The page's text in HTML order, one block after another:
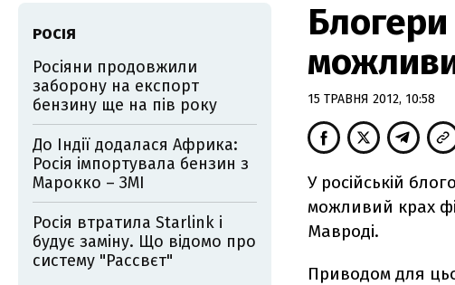
15 ТРАВНЯ 2012, 10:58
У російській
можливий крах
Мавроді.
Приводом для
РОСІЯ
Росіяни продовжили
заборону на експорт
бензину ще на пів року
До Індії додалася Африка:
Росія імпортувала бензин з
Марокко – ЗМІ
Росія втратила Starlink і
будує заміну. Що відомо про
систему "Рассвєт"